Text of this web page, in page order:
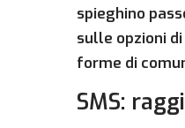
spieghino
sulle opzioni
forme di
SMS: